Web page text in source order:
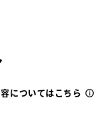
についてはこちら